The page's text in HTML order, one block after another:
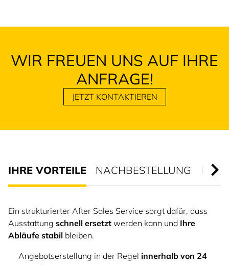
WIR FREUEN UNS AUF IHRE
ANFRAGE!
JETZT KONTAKTIEREN
EINE AUSWAHL DER
IHRE VORTEILE NACHBESTELLUNG
Ein strukturierter After Sales Service sorgt dafür, dass
Ausstattung schnell ersetzt werden kann und Ihre
Abläufe stabil bleiben.
Angebotserstellung in der Regel innerhalb von 24